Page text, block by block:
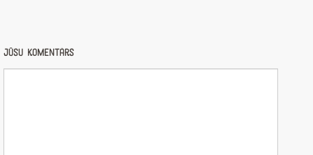
Jūsu komentārs